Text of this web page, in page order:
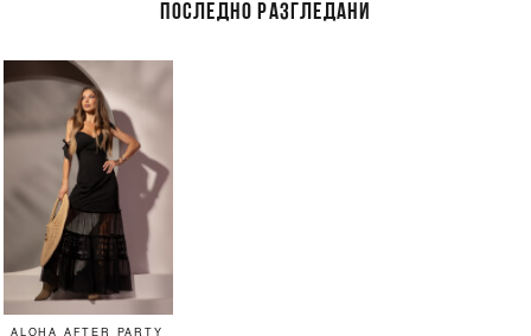
ПОСЛЕДНО РАЗГЛЕДАНИ
ALOHA AFTER PARTY